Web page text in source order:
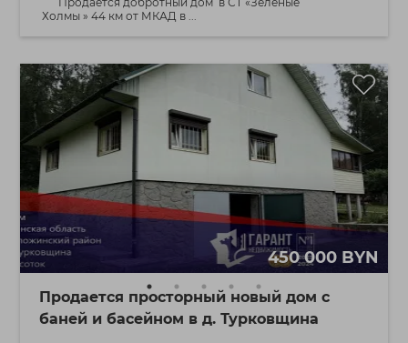
Холмы » 44 км от МКАД в ...
450 000 BYN
Продается просторный новый дом с
баней и басейном в д. Турковщина